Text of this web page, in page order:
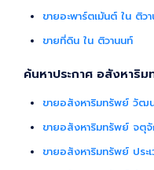
ขายอะพาร์ตเม้นต์ ใน ติว
ขายที่ดิน ใน ติวานนท์
ค้นหาประกาศ อสังหาริ
ขายอสังหาริมทรัพย์ วัฒ
ขายอสังหาริมทรัพย์ จตุ
ขายอสังหาริมทรัพย์ ประ